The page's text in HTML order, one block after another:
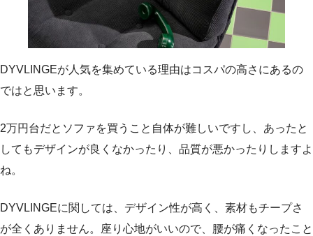
DYVLINGEが人気を集めている理由はコスパの高さにあるの
ではと思います。
2万円台だとソファを買うこと自体が難しいですし、あったと
してもデザインが良くなかったり、品質が悪かったりしますよ
ね。
DYVLINGEに関しては、デザイン性が高く、素材もチープさ
が全くありません。座り心地がいいので、腰が痛くなったこと